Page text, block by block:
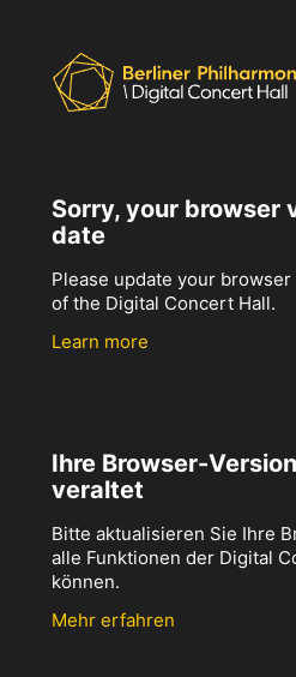
Sorry, your browser
date
Please update your
of the Digital Concert Hall.
Learn more
Ihre Browser-
veraltet
Bitte aktualisieren Sie Ihre
alle Funktionen der Digital
können.
Mehr erfahren